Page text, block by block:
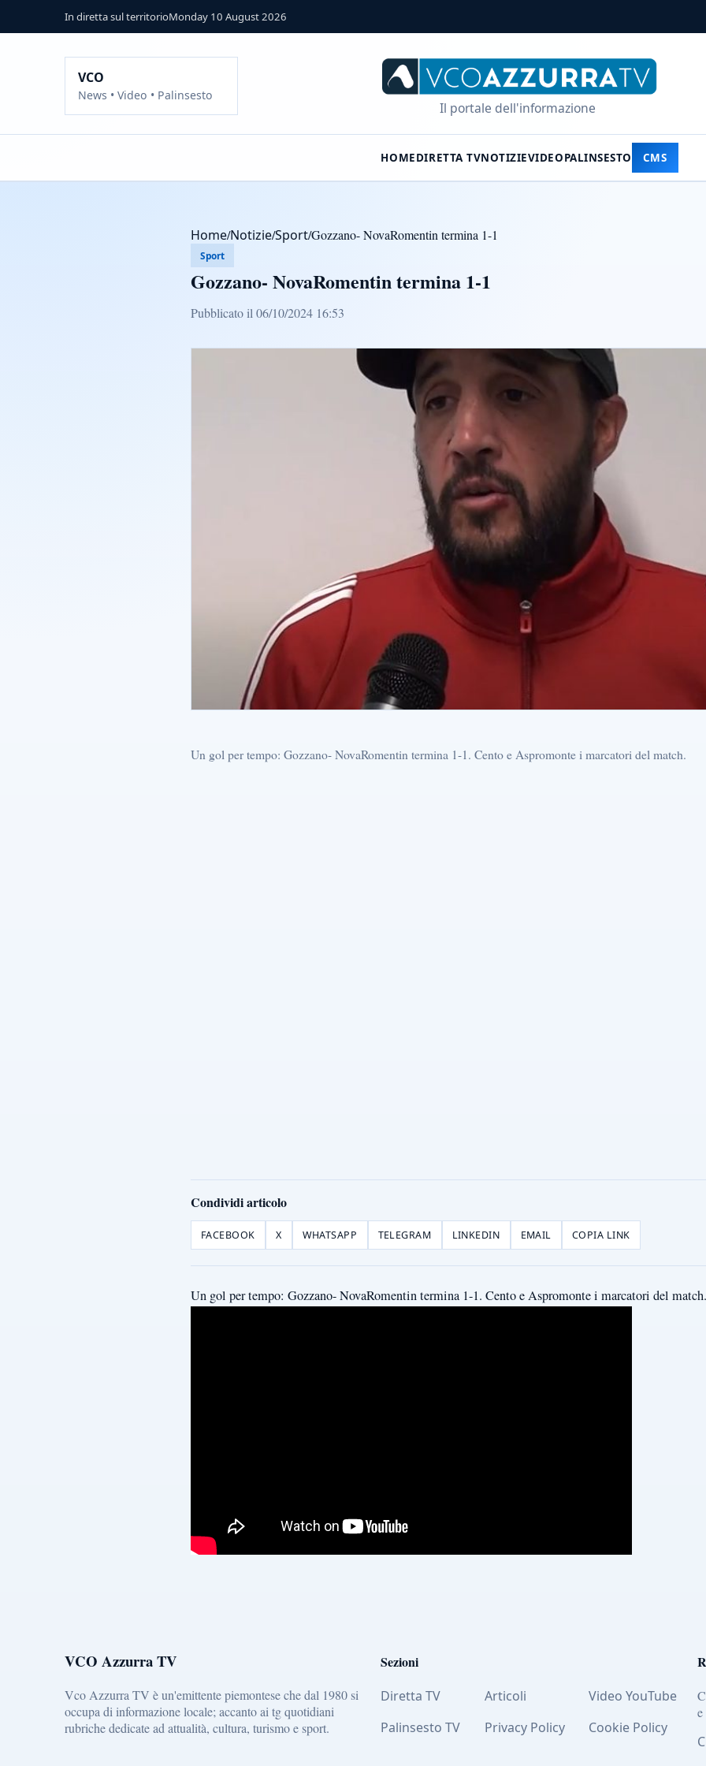
In diretta sul territorioMonday 10 August 2026
VCO
News • Video • Palinsesto
Il portale dell'informazione
HOMEDIRETTA TVNOTIZIEVIDEOPALINSESTO CMS
Home/Notizie/Sport/Gozzano- NovaRomentin termina 1-1
Sport
Gozzano- NovaRomentin termina 1-1
Pubblicato il 06/10/2024 16:53
Un gol per tempo: Gozzano- NovaRomentin termina 1-1. Cento e Aspromonte i marcatori del match.
Condividi articolo
FACEBOOK X WHATSAPP TELEGRAM LINKEDIN EMAIL COPIA LINK
Un gol per tempo: Gozzano- NovaRomentin termina 1-1. Cento e Aspromonte i marcatori del match.
VCO Azzurra TV
Vco Azzurra TV è un'emittente piemontese che dal 1980 si
occupa di informazione locale; accanto ai tg quotidiani
rubriche dedicate ad attualità, cultura, turismo e sport.
Sezioni
Diretta TV Articoli
Video YouTube
Palinsesto TV
Privacy Policy Cookie Policy